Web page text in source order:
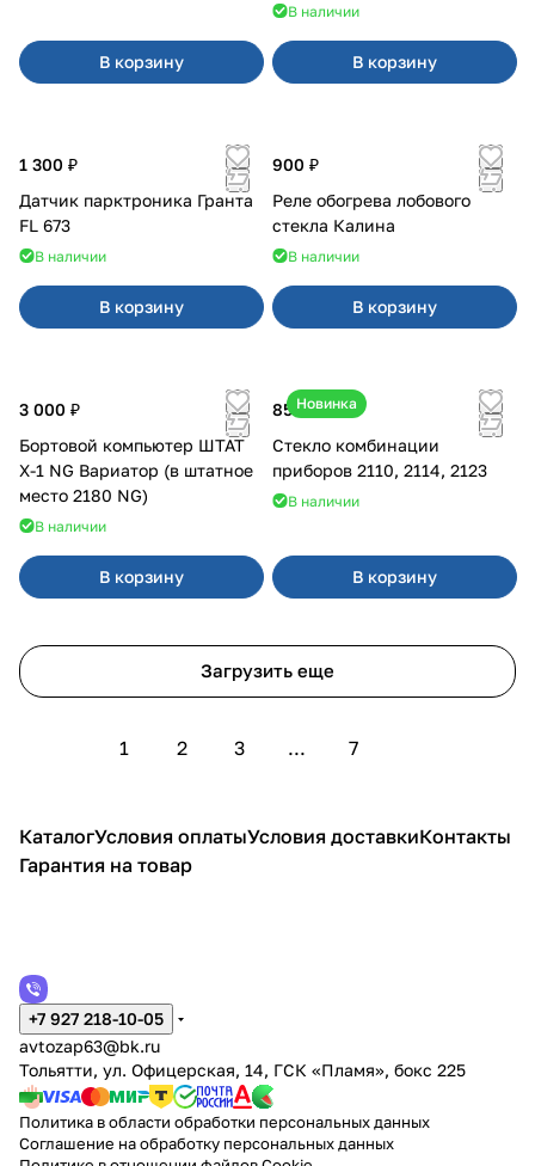
В корзину
В наличии
В корзину
1 300 ₽
Датчик парктроника Гранта
FL 673
В наличии
В корзину
900 ₽
Реле обогрева лобового
стекла Калина
В наличии
В корзину
3 000 ₽
Бортовой компьютер ШТАТ
Х-1 NG Вариатор (в штатное
место 2180 NG)
В наличии
В корзину
Новинка
850 ₽
Стекло комбинации
приборов 2110, 2114, 2123
В наличии
В корзину
Загрузить еще
1 2 3 ... 7
КаталогУсловия оплатыУсловия доставкиКонтакты
Гарантия на товар
+7 927 218-10-05
avtozap63@bk.ru
Тольятти, ул. Офицерская, 14, ГСК «Пламя», бокс 225
Политика в области обработки персональных данных
Соглашение на обработку персональных данных